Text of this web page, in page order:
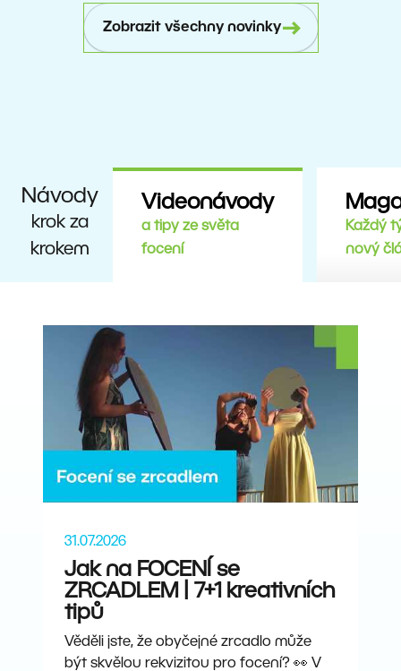
Zobrazit všechny novinky
Návody
krok za
krokem
Videonávody
a tipy ze světa
focení
Každý
nový
31.07.2026
Jak na FOCENÍ se
ZRCADLEM | 7+1 kreativních
tipů
Věděli jste, že obyčejné zrcadlo může
být skvělou rekvizitou pro focení? 👀 V